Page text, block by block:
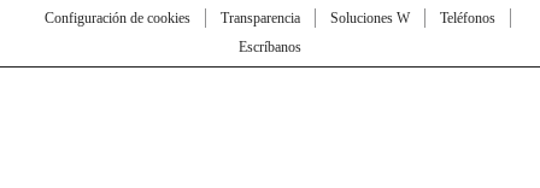
Configuración de cookies
Transparencia Soluciones W
Teléfonos
Escríbanos